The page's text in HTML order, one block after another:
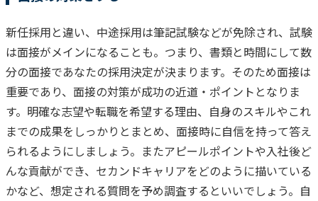
新任採用と違い、中途採用は筆記試験などが免除され、試験
は面接がメインになることも。つまり、書類と時間にして数
分の面接であなたの採用決定が決まります。そのため面接は
重要であり、面接の対策が成功の近道・ポイントとなりま
す。 明確な志望や転職を希望する理由、自身のスキルやこれ
までの成果をしっかりとまとめ、面接時に自信を持って答え
られるようにしましょう。 またアピールポイントや入社後ど
んな貢献ができ、セカンドキャリアをどのように描いている
かなど、想定される質問を予め調査するといいでしょう。自